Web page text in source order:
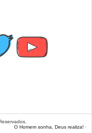
.
O Homem sonha, Deus realiza! ∙